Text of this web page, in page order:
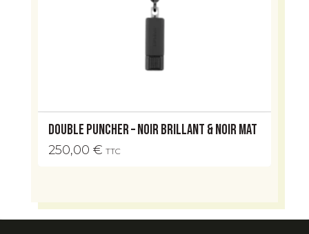
Double Puncher – Noir Brillant & Noir Mat
250,00 € TTC